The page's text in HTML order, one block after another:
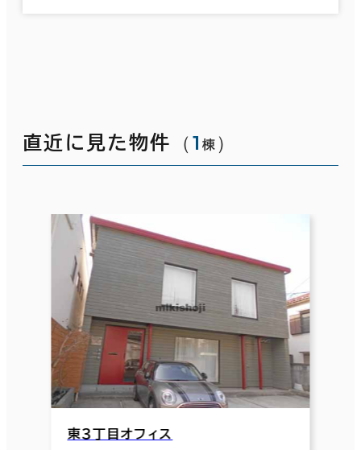
直近に見た物件 （1 棟 ）
東３丁目オフィス